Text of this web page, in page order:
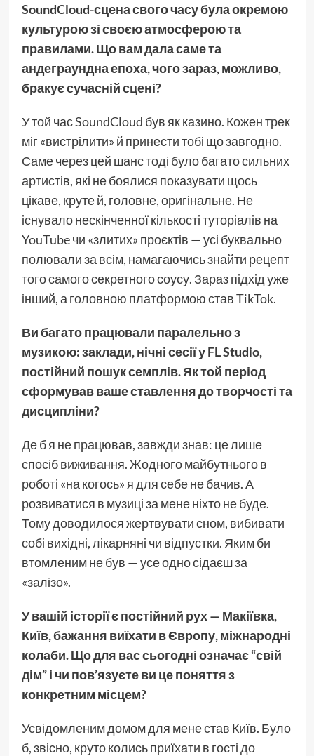
SoundCloud-сцена свого часу була окремою
культурою зі своєю атмосферою та
правилами. Що вам дала саме та
андеграундна епоха, чого зараз, можливо,
бракує сучасній сцені?
У той час SoundCloud був як казино. Кожен трек
міг «вистрілити» й принести тобі що завгодно.
Саме через цей шанс тоді було багато сильних
артистів, які не боялися показувати щось
цікаве, круте й, головне, оригінальне. Не
існувало нескінченної кількості туторіалів на
YouTube чи «злитих» проєктів — усі буквально
полювали за всім, намагаючись знайти рецепт
того самого секретного соусу. Зараз підхід уже
інший, а головною платформою став TikTok.
Ви багато працювали паралельно з
музикою: заклади, нічні сесії у FL Studio,
постійний пошук семплів. Як той період
сформував ваше ставлення до творчості та
дисципліни?
Де б я не працював, завжди знав: це лише
спосіб виживання. Жодного майбутнього в
роботі «на когось» я для себе не бачив. А
розвиватися в музиці за мене ніхто не буде.
Тому доводилося жертвувати сном, вибивати
собі вихідні, лікарняні чи відпустки. Яким би
втомленим не був — усе одно сідаєш за
«залізо».
У вашій історії є постійний рух — Макіївка,
Київ, бажання виїхати в Європу, міжнародні
колаби. Що для вас сьогодні означає “свій
дім” і чи пов’язуєте ви це поняття з
конкретним місцем?
Усвідомленим домом для мене став Київ. Було
б, звісно, круто колись приїхати в гості до